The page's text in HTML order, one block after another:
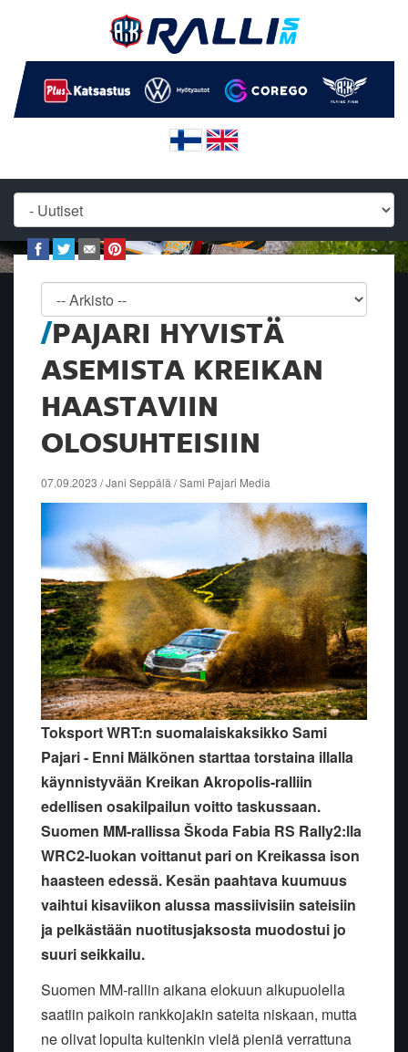
PAJARI HYVISTÄ
ASEMISTA KREIKAN
HAASTAVIIN
OLOSUHTEISIIN
07.09.2023 / Jani Seppälä / Sami Pajari Media
Toksport WRT:n suomalaiskaksikko Sami
Pajari - Enni Mälkönen starttaa torstaina illalla
käynnistyvään Kreikan Akropolis-ralliin
edellisen osakilpailun voitto taskussaan.
Suomen MM-rallissa Škoda Fabia RS Rally2:lla
WRC2-luokan voittanut pari on Kreikassa ison
haasteen edessä. Kesän paahtava kuumuus
vaihtui kisaviikon alussa massiivisiin sateisiin
ja pelkästään nuotitusjaksosta muodostui jo
suuri seikkailu.
Suomen MM-rallin aikana elokuun alkupuolella
saatiin paikoin rankkojakin sateita niskaan, mutta
ne olivat lopulta kuitenkin vielä pieniä verrattuna